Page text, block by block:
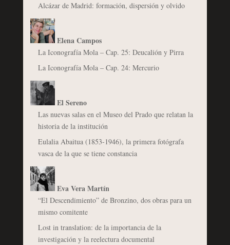
Alcázar de Madrid: formación, dispersión y olvido
Elena Campos
La Iconografía Mola – Cap. 25: Deucalión y Pirra
La Iconografía Mola – Cap. 24: Mercurio
El Sereno
Las nuevas salas en el Museo del Prado que relatan la
historia de la institución
Eulalia Abaitua (1853-1946), la primera fotógrafa
vasca de la que se tiene constancia
Eva Vera Martín
“El Descendimiento” de Bronzino, dos obras para un
mismo comitente
Lost in translation: de la importancia de la
investigación y la reelectura documental